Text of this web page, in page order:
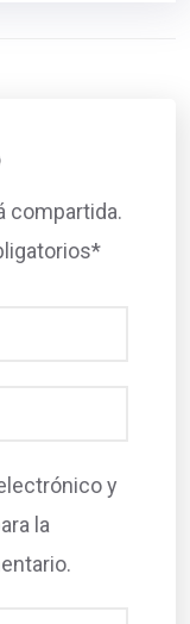
compartida.
y
la